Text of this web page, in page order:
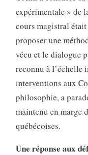
expérimentale » de
cours magistral
proposer une
vécu et le dialogue
reconnu à l’échelle
interventions aux
philosophie, a
maintenu en marge
québécoises.
Une réponse aux